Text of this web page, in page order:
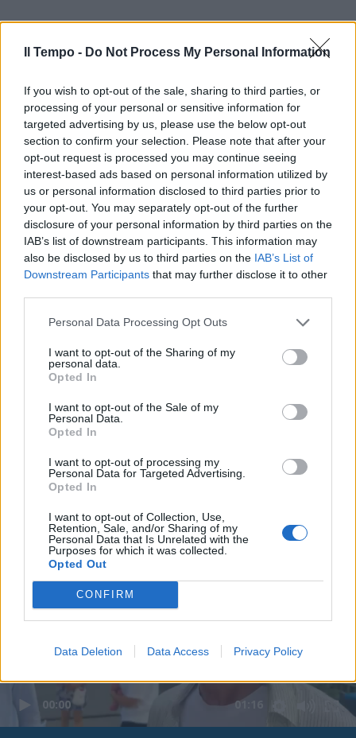
Il Tempo - Do Not Process My Personal Information
If you wish to opt-out of the sale, sharing to third parties, or
processing of your personal or sensitive information for
targeted advertising by us, please use the below opt-out
section to confirm your selection. Please note that after your
opt-out request is processed you may continue seeing
interest-based ads based on personal information utilized by
us or personal information disclosed to third parties prior to
your opt-out. You may separately opt-out of the further
disclosure of your personal information by third parties on the
IAB’s list of downstream participants. This information may
also be disclosed by us to third parties on the IAB’s List of
Downstream Participants that may further disclose it to other
Personal Data Processing Opt Outs
I want to opt-out of the Sharing of my
personal data.
Opted In
I want to opt-out of the Sale of my
Personal Data.
Opted In
I want to opt-out of processing my
Personal Data for Targeted Advertising.
Opted In
I want to opt-out of Collection, Use,
Retention, Sale, and/or Sharing of my
Personal Data that Is Unrelated with the
Purposes for which it was collected.
Opted Out
CONFIRM
Data Deletion Data Access Privacy Policy
00:00 01:16